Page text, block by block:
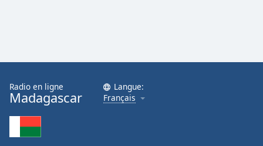
Radio en ligne
Madagascar
Langue:
Français